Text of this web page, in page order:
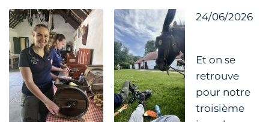
24/06/2026
Et on se
retrouve
pour notre
troisième